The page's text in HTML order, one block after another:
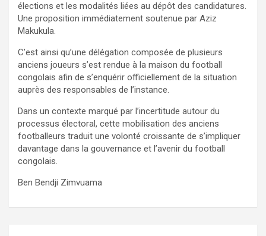
élections et les modalités liées au dépôt des candidatures.
Une proposition immédiatement soutenue par Aziz
Makukula.
C’est ainsi qu’une délégation composée de plusieurs
anciens joueurs s’est rendue à la maison du football
congolais afin de s’enquérir officiellement de la situation
auprès des responsables de l’instance.
Dans un contexte marqué par l’incertitude autour du
processus électoral, cette mobilisation des anciens
footballeurs traduit une volonté croissante de s’impliquer
davantage dans la gouvernance et l’avenir du football
congolais.
Ben Bendji Zimvuama